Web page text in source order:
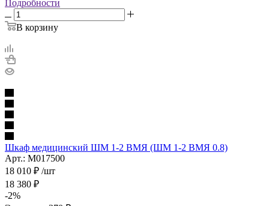
Подробности
В корзину
Шкаф медицинский ШМ 1-2 ВМЯ (ШМ 1-2 ВМЯ 0.8)
Арт.: М017500
18 010 ₽ /шт
18 380 ₽
-2%